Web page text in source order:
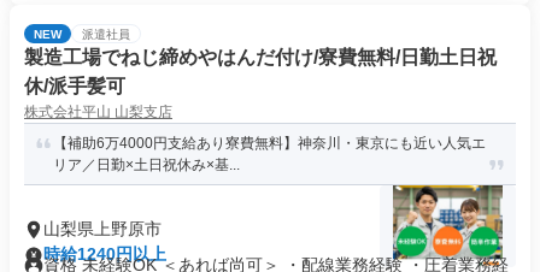
NEW 派遣社員
製造工場でねじ締めやはんだ付け/寮費無料/日勤土日祝
休/派手髪可
株式会社平山 山梨支店
【補助6万4000円支給あり寮費無料】神奈川・東京にも近い人気エ
リア／日勤×土日祝休み×基...
山梨県上野原市
時給1240円以上
資格 未経験OK ＜あれば尚可＞ ・配線業務経験 ・圧着業務経